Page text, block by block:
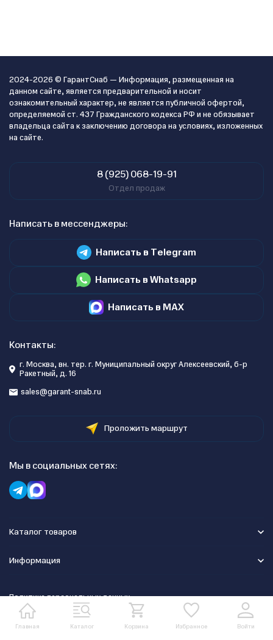
Главная Каталог Корзина Избранное Войти
2024-2026 © ГарантСнаб — Информация, размещенная на
данном сайте, является предварительной и носит
ознакомительный характер, не является публичной офертой,
определяемой ст. 437 Гражданского кодекса РФ и не обязывает
владельца сайта к заключению договора на условиях, изложенных
на сайте.
8 (925) 068-19-91
Отдел продаж
Написать в мессенджеры:
Написать в Telegram
Написать в Whatsapp
Написать в MAX
Контакты:
г. Москва, вн. тер. г. Муниципальный округ Алексеевский, б-р
Ракетный, д. 16
sales@garant-snab.ru
Проложить маршрут
Мы в социальных сетях:
Каталог товаров
Информация
Политика персональных данных